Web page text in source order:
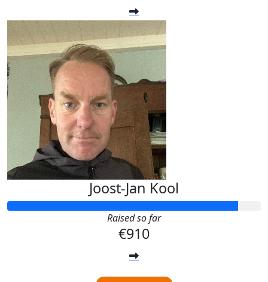
Joost-Jan Kool
Raised so far
€910